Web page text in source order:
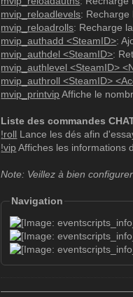
- cashAdd: Donner
Valeurs: <argent>
- cashRemove:
Valeurs: <argent>
- shake: Faire
Valeurs: <puissance>
- camouflage:
Valeurs: 1
Valeurs: 1
- gravityAdd: Ajouter
Valeurs: <gravité>
- gravityRemove:
Valeurs: <gravité>
mvip_reloadlevels: Recharge
mvip_reloadrolls: Recharge
mvip_authadd <SteamID>:
mvip_authdel <SteamID>:
mvip_authlevel <SteamID>
mvip_authroll <SteamID>
mvip_printvip Affiche le
Liste des commandes
!roll Lance les dés afin
!vip Affiches les informations
Note: Veillez à bien
Navigation